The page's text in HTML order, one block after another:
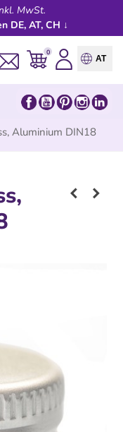
MwSt.
DE, AT, CH ↓
0
AT
Aluminium DIN18